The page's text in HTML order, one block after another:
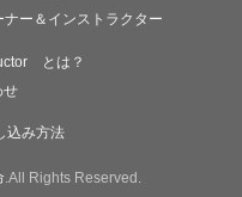
ー＆インストラクター
とは？
せ
込み方法
.All Rights Reserved.